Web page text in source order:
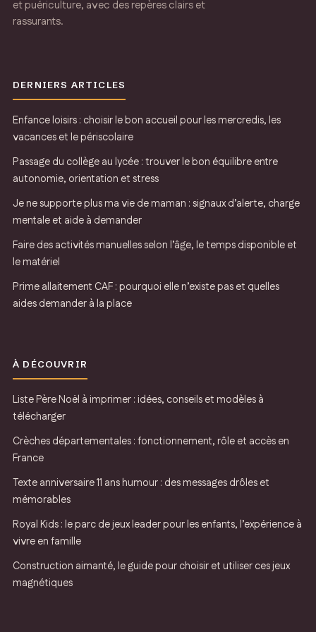
et puériculture, avec des repères clairs et
rassurants.
DERNIERS ARTICLES
Enfance loisirs : choisir le bon accueil pour les mercredis, les
vacances et le périscolaire
Passage du collège au lycée : trouver le bon équilibre entre
autonomie, orientation et stress
Je ne supporte plus ma vie de maman : signaux d’alerte, charge
mentale et aide à demander
Faire des activités manuelles selon l’âge, le temps disponible et
le matériel
Prime allaitement CAF : pourquoi elle n’existe pas et quelles
aides demander à la place
À DÉCOUVRIR
Liste Père Noël à imprimer : idées, conseils et modèles à
télécharger
Crèches départementales : fonctionnement, rôle et accès en
France
Texte anniversaire 11 ans humour : des messages drôles et
mémorables
Royal Kids : le parc de jeux leader pour les enfants, l’expérience à
vivre en famille
Construction aimanté, le guide pour choisir et utiliser ces jeux
magnétiques